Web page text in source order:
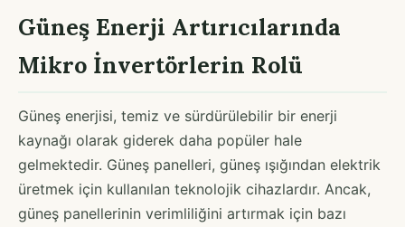
Güneş Enerji Artırıcılarında
Mikro İnvertörlerin Rolü
Güneş enerjisi, temiz ve sürdürülebilir bir enerji
kaynağı olarak giderek daha popüler hale
gelmektedir. Güneş panelleri, güneş ışığından elektrik
üretmek için kullanılan teknolojik cihazlardır. Ancak,
güneş panellerinin verimliliğini artırmak için bazı